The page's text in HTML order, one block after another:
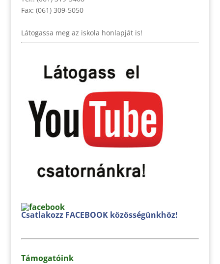
Fax: (061) 309-5050
Látogassa meg az iskola honlapját is!
Csatlakozz FACEBOOK közösségünkhöz!
Támogatóink